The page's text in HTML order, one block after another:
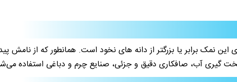
این نمک برابر یا بزرگتر از دانه های نخود است. همانطور که از
گیری آب، صافکاری دقیق و جزئی، صنایع چرم و دباغی استفاده